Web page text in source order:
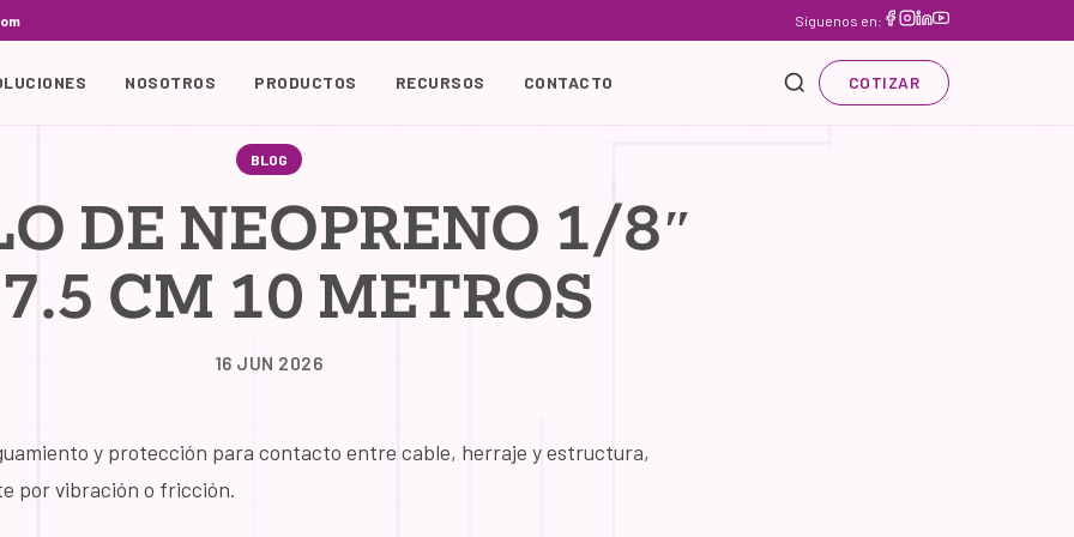
Síguenos en:
NOSOTROS PRODUCTOS RECURSOS CONTACTO COTIZAR
BLOG
DE NEOPRENO 1/8″
CM 10 METROS
16 JUN 2026
y protección para contacto entre cable, herraje y estructura,
por vibración o fricción.